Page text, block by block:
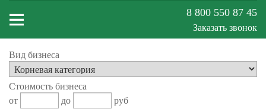
Меню
сайта
8 800 550 87 45
Заказать звонок
Вид бизнеса
Стоимость бизнеса
от
до
руб